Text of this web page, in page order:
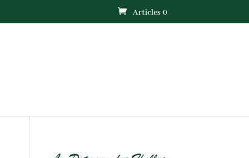
Articles 0